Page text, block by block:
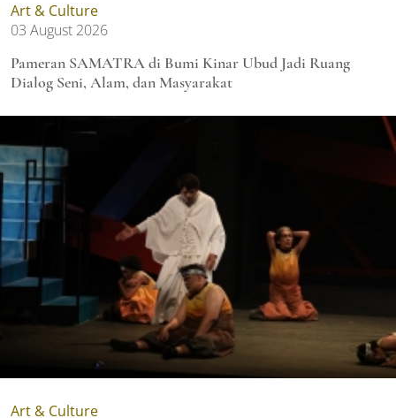
Art & Culture
03 August 2026
Pameran SAMATRA di Bumi Kinar Ubud Jadi Ruang
Dialog Seni, Alam, dan Masyarakat
Art & Culture